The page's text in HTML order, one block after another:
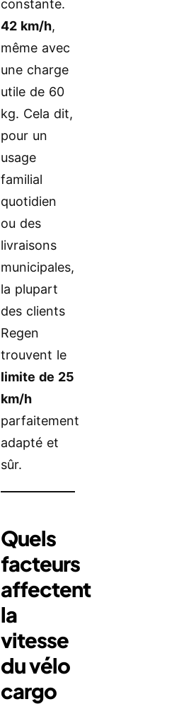
constante.
42 km/h,
même avec
une charge
utile de 60
kg. Cela dit,
pour un
usage
familial
quotidien
ou des
livraisons
municipales,
la plupart
des clients
Regen
trouvent le
limite de 25
km/h
parfaitement
adapté et
sûr.
Quels
facteurs
affectent
la
vitesse
du vélo
cargo